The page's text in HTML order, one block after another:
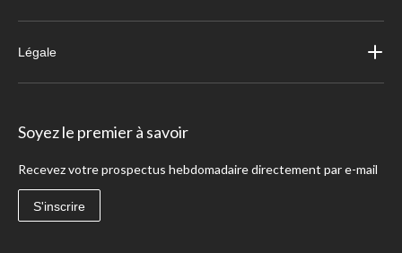
Légale
Soyez le premier à savoir
Recevez votre prospectus hebdomadaire directement par e-mail
S'inscrire